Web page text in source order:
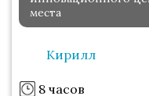
места
Кирилл
8 часов